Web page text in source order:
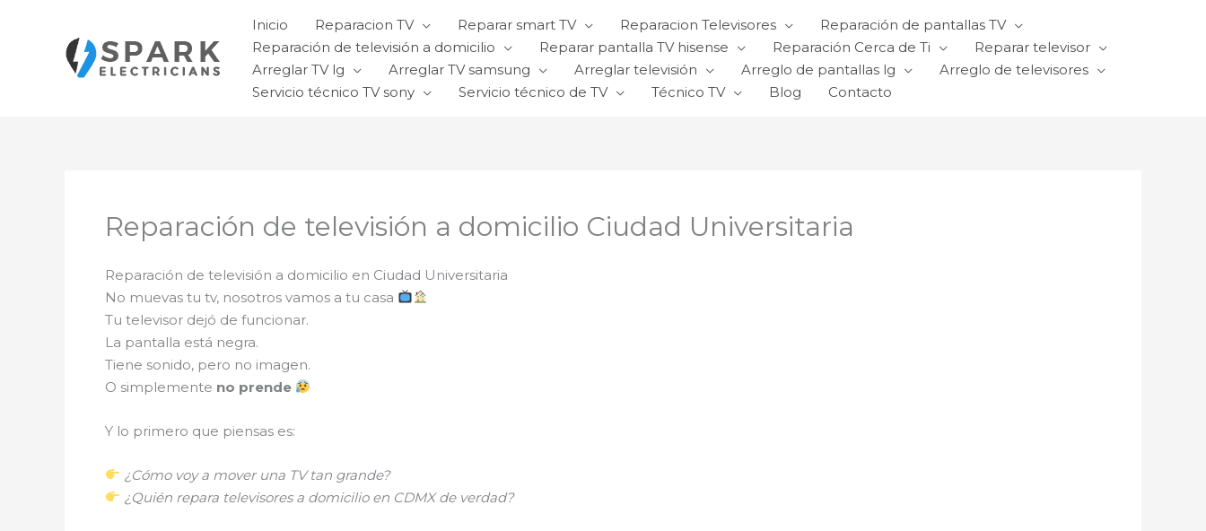
contenido
Inicio Reparacion TV Reparar smart TV Reparacion Televisores
Reparación de pantallas TV
Reparación de televisión a domicilio
Reparar pantalla TV hisense Reparación Cerca de Ti
Reparar televisor
Arreglar TV lg
Arreglar TV samsung Arreglar televisión Arreglo de pantallas lg
Arreglo de televisores
Servicio técnico TV sony
Servicio técnico de TV Técnico TV Blog Contacto
Reparación de televisión a domicilio Ciudad Universitaria
Reparación de televisión a domicilio en Ciudad Universitaria
No muevas tu tv, nosotros vamos a tu casa
Tu televisor dejó de funcionar.
La pantalla está negra.
Tiene sonido, pero no imagen.
O simplemente no prende
Y lo primero que piensas es:
¿Cómo voy a mover una TV tan grande?
¿Quién repara televisores a domicilio en CDMX de verdad?